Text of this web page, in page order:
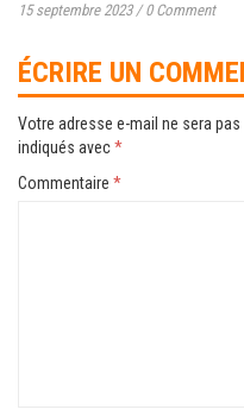
15 septembre 2023 / 0 Comment
ÉCRIRE UN
Votre adresse e-mail ne sera pas
indiqués avec*
Commentaire *